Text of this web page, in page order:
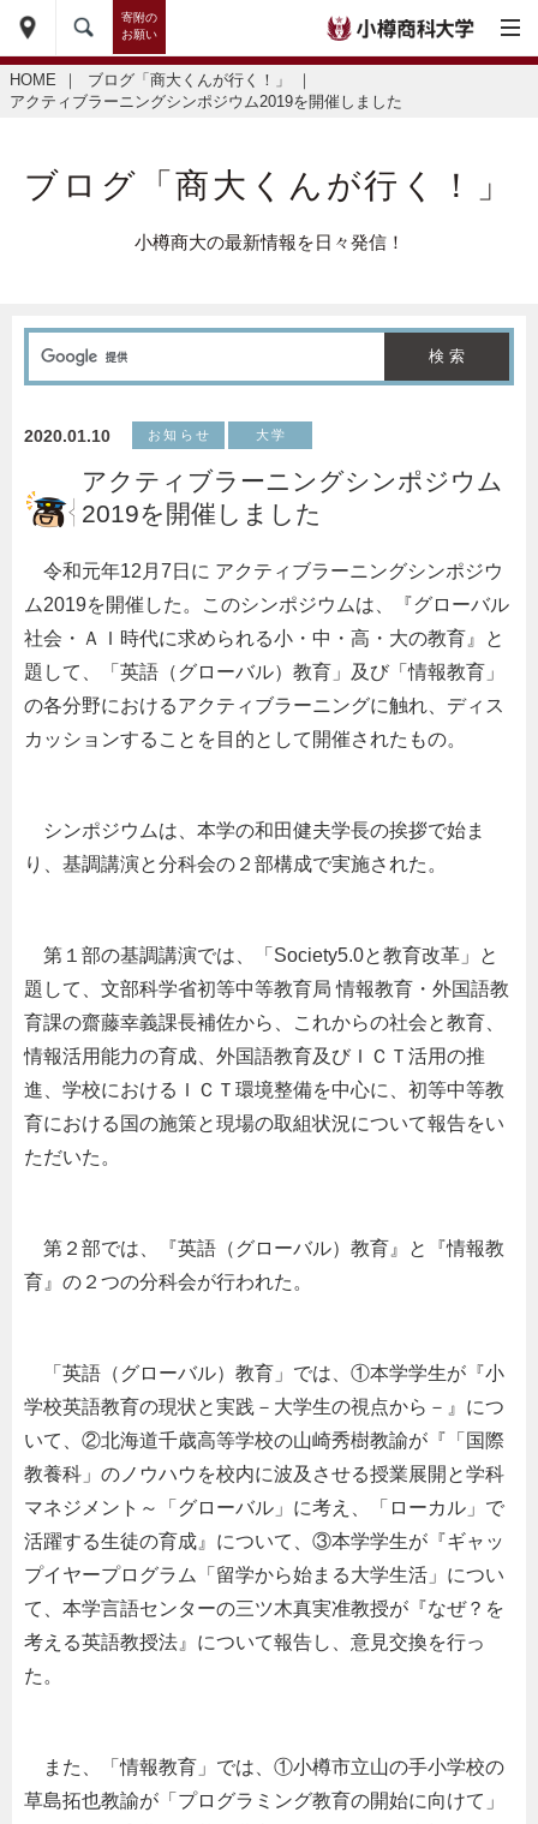
寄附の
お願い
HOME ｜ ブログ「商大くんが行く！」
｜
アクティブラーニングシンポジウム2019を開催しました
ブログ「商大くんが行く！」
小樽商大の最新情報を日々発信！
2020.01.10 お知らせ 大学
アクティブラーニングシンポジウム
2019を開催しました
令和元年12月7日に アクティブラーニングシンポジウ
ム2019を開催した。このシンポジウムは、『グローバル
社会・ＡＩ時代に求められる小・中・高・大の教育』と
題して、「英語（グローバル）教育」及び「情報教育」
の各分野におけるアクティブラーニングに触れ、ディス
カッションすることを目的として開催されたもの。
シンポジウムは、本学の和田健夫学長の挨拶で始ま
り、基調講演と分科会の２部構成で実施された。
第１部の基調講演では、「Society5.0と教育改革」と
題して、文部科学省初等中等教育局 情報教育・外国語教
育課の齋藤幸義課長補佐から、これからの社会と教育、
情報活用能力の育成、外国語教育及びＩＣＴ活用の推
進、学校におけるＩＣＴ環境整備を中心に、初等中等教
育における国の施策と現場の取組状況について報告をい
ただいた。
第２部では、『英語（グローバル）教育』と『情報教
育』の２つの分科会が行われた。
「英語（グローバル）教育」では、①本学学生が『小
学校英語教育の現状と実践－大学生の視点から－』につ
いて、②北海道千歳高等学校の山崎秀樹教諭が『「国際
教養科」のノウハウを校内に波及させる授業展開と学科
マネジメント～「グローバル」に考え、「ローカル」で
活躍する生徒の育成』について、③本学学生が『ギャッ
プイヤープログラム「留学から始まる大学生活」につい
て、本学言語センターの三ツ木真実准教授が『なぜ？を
考える英語教授法』について報告し、意見交換を行っ
た。
また、「情報教育」では、①小樽市立山の手小学校の
草島拓也教諭が「プログラミング教育の開始に向けて」